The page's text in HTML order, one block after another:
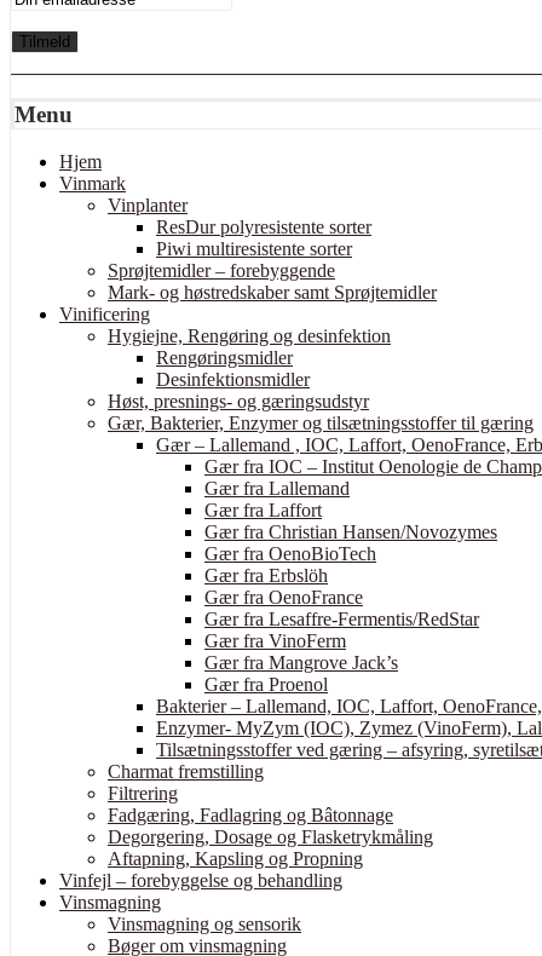
Menu
Hjem
Vinmark
Vinplanter
ResDur polyresistente sorter
Piwi multiresistente sorter
Sprøjtemidler – forebyggende
Mark- og høstredskaber samt Sprøjtemidler
Vinificering
Hygiejne, Rengøring og desinfektion
Rengøringsmidler
Desinfektionsmidler
Høst, presnings- og gæringsudstyr
Gær, Bakterier, Enzymer og tilsætningsstoffer til gæring
Gær – Lallemand , IOC, Laffort, OenoFrance,
Gær fra IOC – Institut Oenologie de
Gær fra Lallemand
Gær fra Laffort
Gær fra Christian Hansen/Novozymes
Gær fra OenoBioTech
Gær fra Erbslöh
Gær fra OenoFrance
Gær fra Lesaffre-Fermentis/RedStar
Gær fra VinoFerm
Gær fra Mangrove Jack’s
Gær fra Proenol
Bakterier – Lallemand, IOC, Laffort,
Enzymer- MyZym (IOC), Zymez (VinoFerm),
Tilsætningsstoffer ved gæring – afsyring,
Charmat fremstilling
Filtrering
Fadgæring, Fadlagring og Bâtonnage
Degorgering, Dosage og Flasketrykmåling
Aftapning, Kapsling og Propning
Vinfejl – forebyggelse og behandling
Vinsmagning
Vinsmagning og sensorik
Bøger om vinsmagning